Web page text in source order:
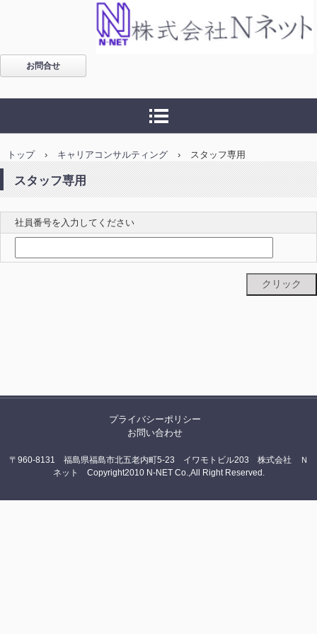
棄・パソコン回収に関す
お問合せ
トップ › キャリアコンサルティング › スタッフ専用
スタッフ専用
社員番号を入力してください
プライバシーポリシー
お問い合わせ
〒960-8131 福島県福島市北五老内町5-23 イワモトビル203 株式会社 Ｎ
ネット Copyright2010 N-NET Co.,All Right Reserved.